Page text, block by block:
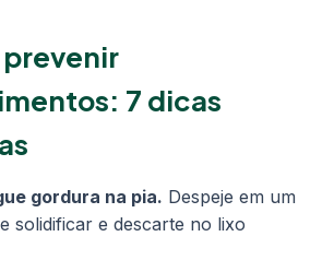
7 dicas
gordura na pia. Despeje em um
solidificar e descarte no lixo